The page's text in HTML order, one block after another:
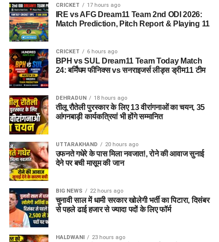
CRICKET 17 hours ago
IRE vs AFG Dream11 Team 2nd ODI 2026:
Match Prediction, Pitch Report & Playing 11
CRICKET 6 hours ago
BPH vs SUL Dream11 Team Today Match
24: बर्मिंघम फीनिक्स vs सनराइजर्स लीड्स ड्रीम11 टीम
DEHRADUN 18 hours ago
तीलू रौतेली पुरस्कार के लिए 13 वीरांगनाओं का चयन, 35
आंगनबाड़ी कार्यकत्रियां भी होंगे सम्मानित
UTTARAKHAND 20 hours ago
उफनते गधेरे के पास मिला नवजात!, रोने की आवाज सुनाई
देने पर बची मासूम की जान
BIG NEWS 22 hours ago
चुनावी साल में धामी सरकार खोलेगी भर्ती का पिटारा, दिसंबर
से पहले ढाई हजार से ज्यादा पदों के लिए फॉर्म
HALDWANI 23 hours ago